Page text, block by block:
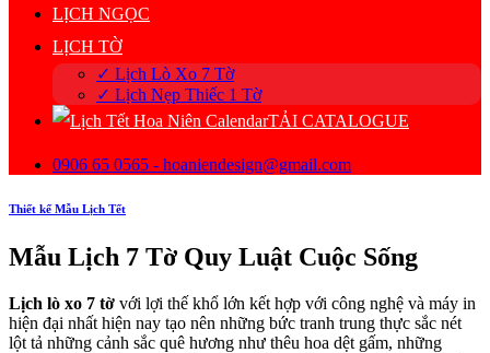
LỊCH NGỌC
LỊCH TỜ
✓ Lịch Lò Xo 7 Tờ
✓ Lịch Nẹp Thiếc 1 Tờ
TẢI CATALOGUE
0906 65 0565 - hoaniendesign@gmail.com
Thiết kế Mẫu Lịch Tết
Mẫu Lịch 7 Tờ Quy Luật Cuộc Sống
Lịch lò xo 7 tờ với lợi thế khổ lớn kết hợp với công nghệ và máy in
hiện đại nhất hiện nay tạo nên những bức tranh trung thực sắc nét
lột tả những cảnh sắc quê hương như thêu hoa dệt gấm, những